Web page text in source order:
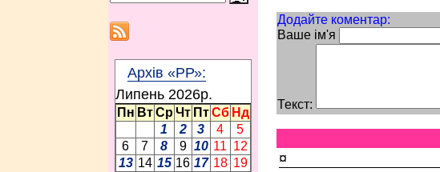
Архів «РР»:
Липень 2026p.
Пн Вт Ср Чт Пт Сб Нд
1
2 3 4
5
6
7 8 9 10 11 12
13 14 15 16 17 18 19
Додайте коментар:
Ваше ім'я
Текст:
¤